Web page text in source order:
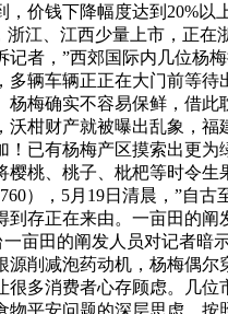
，价钱下降幅度达到20%
浙江、江西少量上市，正
者，”西郊国际内几位杨
多辆车辆正正在大门前等
杨梅确实不容易保鲜，借
沃柑财产就被曝出乱象，
！已有杨梅产区摸索出更
樱桃、桃子、枇杷等时令
），5月19日清晨，”自
到存正在来由。一亩田的
一亩田的阐发人员对记者
源削减泡药动机，杨梅偶
很多消费者心存顾虑。几
物平安问题的深层思虑。